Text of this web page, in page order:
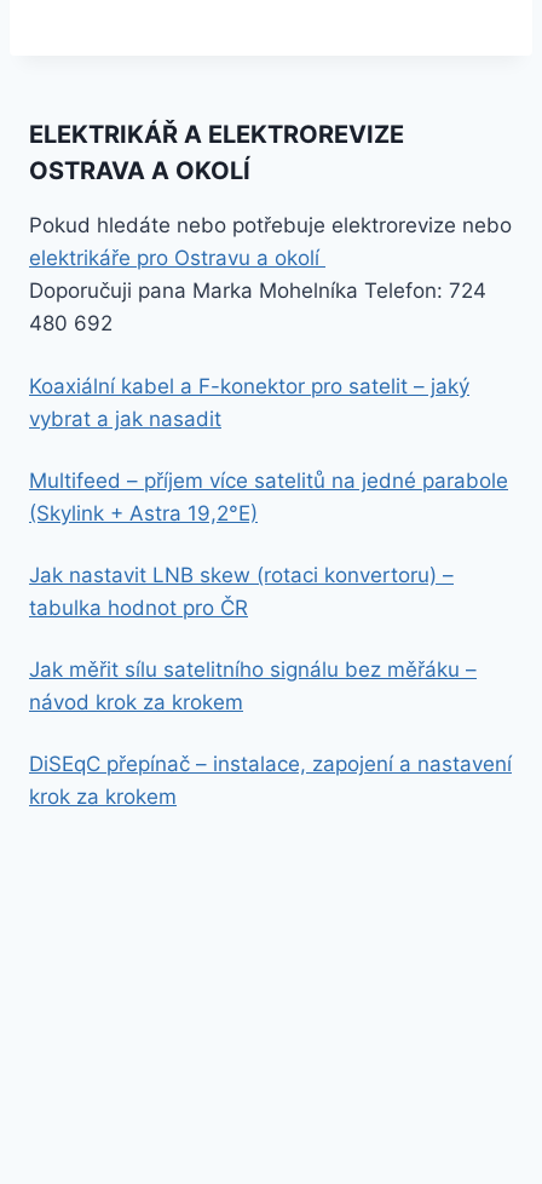
ELEKTRIKÁŘ A ELEKTROREVIZE
OSTRAVA A OKOLÍ
Pokud hledáte nebo potřebuje elektrorevize nebo
elektrikáře pro Ostravu a okolí
Doporučuji pana Marka Mohelníka Telefon: 724
480 692
Koaxiální kabel a F-konektor pro satelit – jaký
vybrat a jak nasadit
Multifeed – příjem více satelitů na jedné parabole
(Skylink + Astra 19,2°E)
Jak nastavit LNB skew (rotaci konvertoru) –
tabulka hodnot pro ČR
Jak měřit sílu satelitního signálu bez měřáku –
návod krok za krokem
DiSEqC přepínač – instalace, zapojení a nastavení
krok za krokem